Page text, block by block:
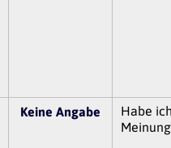
Keine Angabe
Habe